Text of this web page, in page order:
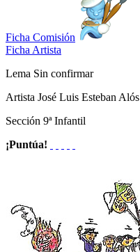
Ficha Comisión
Ficha Artista
Lema Sin confirmar
Artista José Luis Esteban Alós
Sección 9ª Infantil
¡Puntúa!